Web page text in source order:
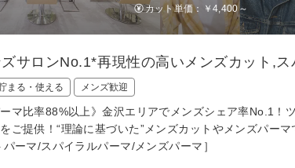
カット単価：
￥4,400～
サロンNo.1*再現性の高いメンズカット,
まる・使える メンズ歓迎
ーマ比率88%以上》金沢エリアでメンズシェア率No.1
ご提供！“理論に基づいた”メンズカットやメンズパー
パーマ/スパイラルパーマ/メンズパーマ］